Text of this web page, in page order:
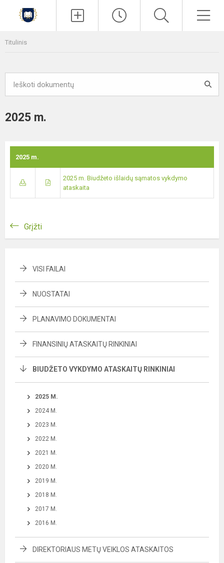
Titulinis
2025 m.
2025 m.
2025 m. Biudžeto išlaidų sąmatos vykdymo
ataskaita
Grįžti
VISI FAILAI
NUOSTATAI
PLANAVIMO DOKUMENTAI
FINANSINIŲ ATASKAITŲ RINKINIAI
BIUDŽETO VYKDYMO ATASKAITŲ RINKINIAI
2025 M.
2024 M.
2023 M.
2022 M.
2021 M.
2020 M.
2019 M.
2018 M.
2017 M.
2016 M.
DIREKTORIAUS METŲ VEIKLOS ATASKAITOS